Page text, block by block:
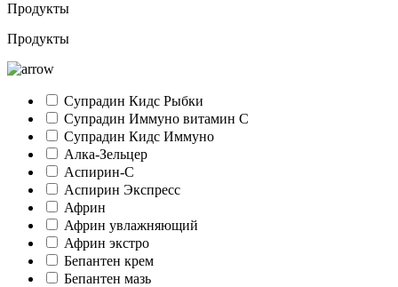
Продукты
Продукты
Супрадин Кидс Рыбки
Супрадин Иммуно витамин С
Супрадин Кидс Иммуно
Алка-Зельцер
Аспирин-C
Аспирин Экспресс
Африн
Африн увлажняющий
Африн экстро
Бепантен крем
Бепантен мазь